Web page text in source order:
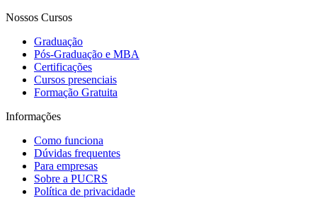
Nossos Cursos
Graduação
Pós-Graduação e MBA
Certificações
Cursos presenciais
Formação Gratuita
Informações
Como funciona
Dúvidas frequentes
Para empresas
Sobre a PUCRS
Política de privacidade